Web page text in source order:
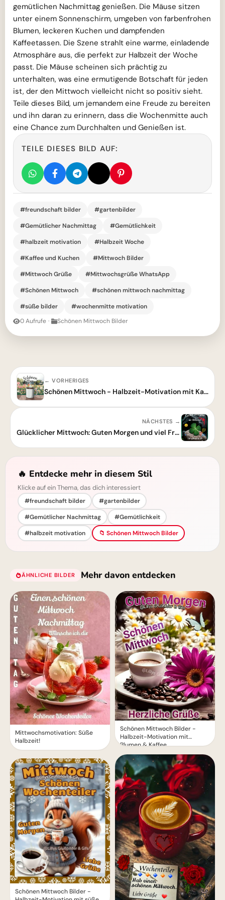
gemütlichen Nachmittag genießen. Die Mäuse sitzen
unter einem Sonnenschirm, umgeben von farbenfrohen
Blumen, leckeren Kuchen und dampfenden
Kaffeetassen. Die Szene strahlt eine warme, einladende
Atmosphäre aus, die perfekt zur Halbzeit der Woche
passt. Die Mäuse scheinen sich prächtig zu
unterhalten, was eine ermutigende Botschaft für jeden
ist, der den Mittwoch vielleicht nicht so positiv sieht.
Teile dieses Bild, um jemandem eine Freude zu bereiten
und ihn daran zu erinnern, dass die Wochenmitte auch
eine Chance zum Durchhalten und Genießen ist.
TEILE DIESES BILD AUF:
#freundschaft bilder
#gartenbilder
#Gemütlicher Nachmittag
#Gemütlichkeit
#halbzeit motivation
#Halbzeit Woche
#Kaffee und Kuchen
#Mittwoch Bilder
#Mittwoch Grüße
#Mittwochsgrüße WhatsApp
#Schönen Mittwoch
#schönen mittwoch nachmittag
#süße bilder
#wochenmitte motivation
0 Aufrufe · Schönen Mittwoch Bilder
← VORHERIGES
Schönen Mittwoch - Halbzeit-Motivation mit Kaffee und Blumen
NÄCHSTES →
Glücklicher Mittwoch: Guten Morgen und viel Freude!
🔥 Entdecke mehr in diesem Stil
Klicke auf ein Thema, das dich interessiert
#freundschaft bilder
#gartenbilder
#Gemütlicher Nachmittag
#Gemütlichkeit
#halbzeit motivation
📁 Schönen Mittwoch Bilder
ÄHNLICHE BILDER Mehr davon entdecken
Mittwochsmotivation: Süße
Halbzeit!
Schönen Mittwoch Bilder -
Schönen Mittwoch Bilder -
Halbzeit-Motivation mit
Blumen & Kaffee